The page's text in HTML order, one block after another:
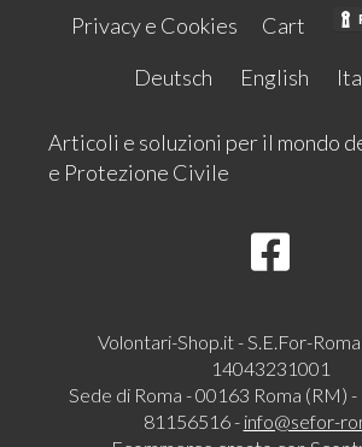
Privacy e Cookies
Cart
Deutsch
English
Articoli e soluzioni per il mondo
e Protezione Civile
Volontari-Shop.it - S.E.For-Roma
14043231001
Sede di Roma - 00163 Roma (RM)
81156516 - info@sefor-